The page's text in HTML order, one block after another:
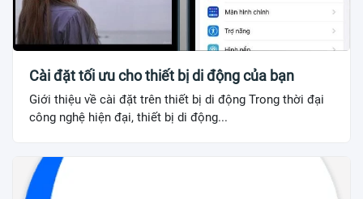
Cài đặt tối ưu cho thiết bị di động của bạn
Giới thiệu về cài đặt trên thiết bị di động Trong thời đại
công nghệ hiện đại, thiết bị di động...